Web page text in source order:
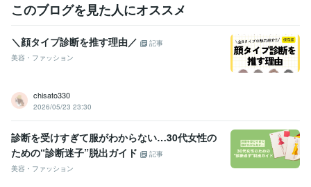
このブログを見た人にオススメ
＼顔タイプ診断を推す理由／
記事
美容・ファッション
chisato330
2026/05/23 23:30
診断を受けすぎて服がわからない…30代女性の
ための“診断迷子”脱出ガイド
記事
美容・ファッション